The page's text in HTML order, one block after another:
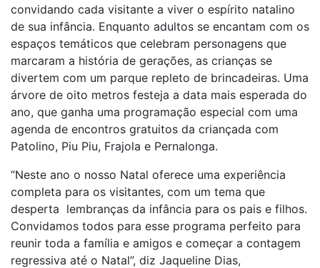
convidando cada visitante a viver o espírito natalino
de sua infância. Enquanto adultos se encantam com os
espaços temáticos que celebram personagens que
marcaram a história de gerações, as crianças se
divertem com um parque repleto de brincadeiras. Uma
árvore de oito metros festeja a data mais esperada do
ano, que ganha uma programação especial com uma
agenda de encontros gratuitos da criançada com
Patolino, Piu Piu, Frajola e Pernalonga.
“Neste ano o nosso Natal oferece uma experiência
completa para os visitantes, com um tema que
desperta lembranças da infância para os pais e filhos.
Convidamos todos para esse programa perfeito para
reunir toda a família e amigos e começar a contagem
regressiva até o Natal”, diz Jaqueline Dias,